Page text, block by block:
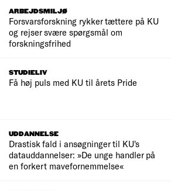
ARBEJDSMILJØ
Forsvarsforskning rykker tættere på KU
og rejser svære spørgsmål om
forskningsfrihed
STUDIELIV
Få høj puls med KU til årets Pride
UDDANNELSE
Drastisk fald i ansøgninger til KU's
datauddannelser: »De unge handler på
en forkert mavefornemmelse«